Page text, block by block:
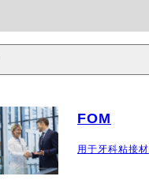
FOM
用于牙科粘接